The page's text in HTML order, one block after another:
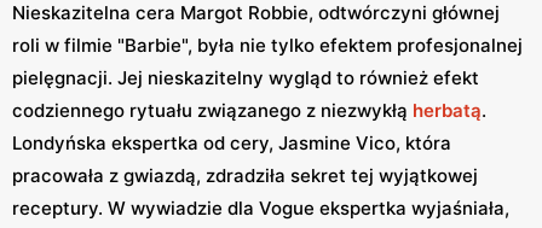
Nieskazitelna cera Margot Robbie, odtwórczyni głównej
roli w filmie "Barbie", była nie tylko efektem profesjonalnej
pielęgnacji. Jej nieskazitelny wygląd to również efekt
codziennego rytuału związanego z niezwykłą herbatą.
Londyńska ekspertka od cery, Jasmine Vico, która
pracowała z gwiazdą, zdradziła sekret tej wyjątkowej
receptury. W wywiadzie dla Vogue ekspertka wyjaśniała,